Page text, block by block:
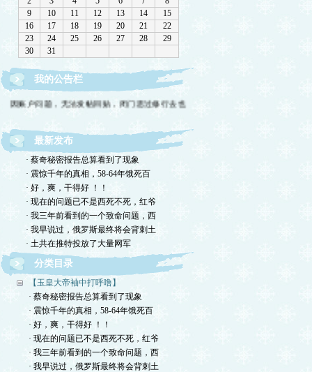
我的公告栏
因账户问题，无法发帖回贴，闭门思过修行去也
最新发布
· 蔡奇秘密报告总算看到了现象
· 震惊千年的真相，58-64年饿死百
· 好，爽，干得好 ！！
· 现在的问题已不是西死不死，红爷
· 我三年前看到的一个致命问题，西
· 我早说过，俄罗斯最终将会背刺土
· 土共在推特投放了大量网军
分类目录
【玉皇大帝袖中打呼噜】
· 蔡奇秘密报告总算看到了现象
· 震惊千年的真相，58-64年饿死百
· 好，爽，干得好 ！！
· 现在的问题已不是西死不死，红爷
· 我三年前看到的一个致命问题，西
· 我早说过，俄罗斯最终将会背刺土